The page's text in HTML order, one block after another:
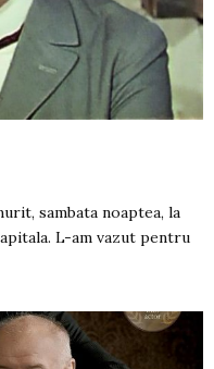
sambata noaptea, la
L-am vazut pentru